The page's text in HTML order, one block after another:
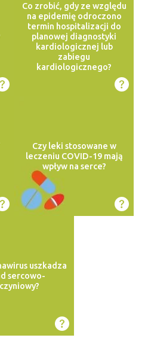
Co zrobić, gdy ze względu
na epidemię odroczono
termin hospitalizacji do
planowej diagnostyki
kardiologicznej lub
zabiegu
kardiologicznego?
Czy leki stosowane w
leczeniu COVID-19 mają
wpływ na serce?
uszkadza
sercowo-